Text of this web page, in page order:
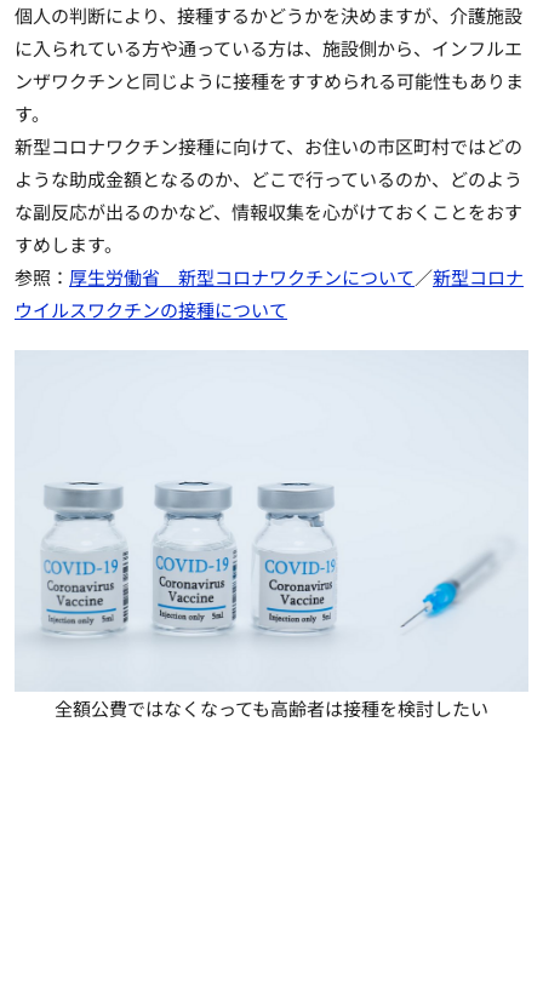
個人の判断により、接種するかどうかを決めますが、介護施設
に入られている方や通っている方は、施設側から、インフルエ
ンザワクチンと同じように接種をすすめられる可能性もありま
す。
新型コロナワクチン接種に向けて、お住いの市区町村ではどの
ような助成金額となるのか、どこで行っているのか、どのよう
な副反応が出るのかなど、情報収集を心がけておくことをおす
すめします。
参照： 厚生労働省 新型コロナワクチンについて／新型コロナ
ウイルスワクチンの接種について
全額公費ではなくなっても高齢者は接種を検討したい